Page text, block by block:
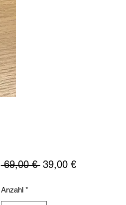
69,00 € Standardpreis
39,00 €Sale-
Anzahl *